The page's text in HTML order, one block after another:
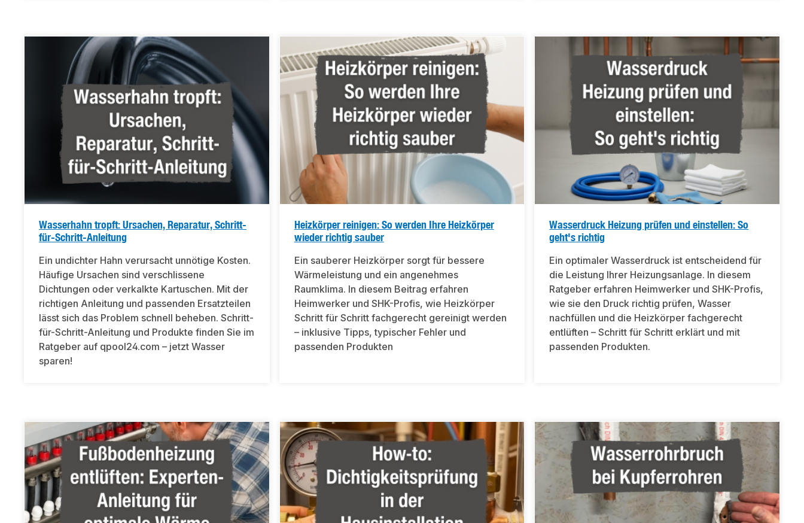
Wasserhahn tropft: Ursachen, Reparatur, Schritt-
für-Schritt-Anleitung
Ein undichter Hahn verursacht unnötige Kosten.
Häufige Ursachen sind verschlissene
Dichtungen oder verkalkte Kartuschen. Mit der
richtigen Anleitung und passenden Ersatzteilen
lässt sich das Problem schnell beheben. Schritt-
für-Schritt-Anleitung und Produkte finden Sie im
Ratgeber auf qpool24.com – jetzt Wasser
sparen!
Heizkörper reinigen: So werden Ihre Heizkörper
wieder richtig sauber
Ein sauberer Heizkörper sorgt für bessere
Wärmeleistung und ein angenehmes
Raumklima. In diesem Beitrag erfahren
Heimwerker und SHK-Profis, wie Heizkörper
Schritt für Schritt fachgerecht gereinigt werden
– inklusive Tipps, typischer Fehler und
passenden Produkten
Wasserdruck Heizung prüfen und einstellen: So
geht's richtig
Ein optimaler Wasserdruck ist entscheidend für
die Leistung Ihrer Heizungsanlage. In diesem
Ratgeber erfahren Heimwerker und SHK-Profis,
wie sie den Druck richtig prüfen, Wasser
nachfüllen und die Heizkörper fachgerecht
entlüften – Schritt für Schritt erklärt und mit
passenden Produkten.